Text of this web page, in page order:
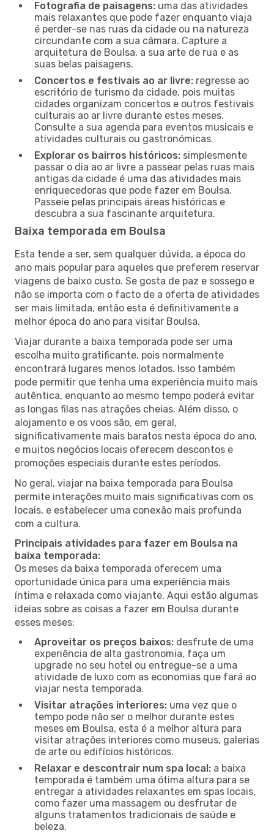
Fotografia de paisagens: uma das atividades
mais relaxantes que pode fazer enquanto viaja
é perder-se nas ruas da cidade ou na natureza
circundante com a sua câmara. Capture a
arquitetura de Boulsa, a sua arte de rua e as
suas belas paisagens.
Concertos e festivais ao ar livre: regresse ao
escritório de turismo da cidade, pois muitas
cidades organizam concertos e outros festivais
culturais ao ar livre durante estes meses.
Consulte a sua agenda para eventos musicais e
atividades culturais ou gastronómicas.
Explorar os bairros históricos: simplesmente
passar o dia ao ar livre a passear pelas ruas mais
antigas da cidade é uma das atividades mais
enriquecedoras que pode fazer em Boulsa.
Passeie pelas principais áreas históricas e
descubra a sua fascinante arquitetura.
Baixa temporada em Boulsa
Esta tende a ser, sem qualquer dúvida, a época do
ano mais popular para aqueles que preferem reservar
viagens de baixo custo. Se gosta de paz e sossego e
não se importa com o facto de a oferta de atividades
ser mais limitada, então esta é definitivamente a
melhor época do ano para visitar Boulsa.
Viajar durante a baixa temporada pode ser uma
escolha muito gratificante, pois normalmente
encontrará lugares menos lotados. Isso também
pode permitir que tenha uma experiência muito mais
autêntica, enquanto ao mesmo tempo poderá evitar
as longas filas nas atrações cheias. Além disso, o
alojamento e os voos são, em geral,
significativamente mais baratos nesta época do ano,
e muitos negócios locais oferecem descontos e
promoções especiais durante estes períodos.
No geral, viajar na baixa temporada para Boulsa
permite interações muito mais significativas com os
locais, e estabelecer uma conexão mais profunda
com a cultura.
Principais atividades para fazer em Boulsa na
baixa temporada:
Os meses da baixa temporada oferecem uma
oportunidade única para uma experiência mais
íntima e relaxada como viajante. Aqui estão algumas
ideias sobre as coisas a fazer em Boulsa durante
esses meses:
Aproveitar os preços baixos: desfrute de uma
experiência de alta gastronomia, faça um
upgrade no seu hotel ou entregue-se a uma
atividade de luxo com as economias que fará ao
viajar nesta temporada.
Visitar atrações interiores: uma vez que o
tempo pode não ser o melhor durante estes
meses em Boulsa, esta é a melhor altura para
visitar atrações interiores como museus, galerias
de arte ou edifícios históricos.
Relaxar e descontrair num spa local: a baixa
temporada é também uma ótima altura para se
entregar a atividades relaxantes em spas locais,
como fazer uma massagem ou desfrutar de
alguns tratamentos tradicionais de saúde e
beleza.